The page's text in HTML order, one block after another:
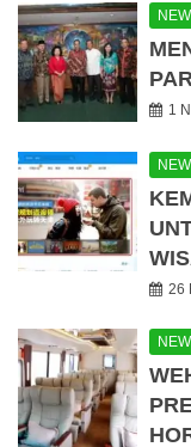
1
26